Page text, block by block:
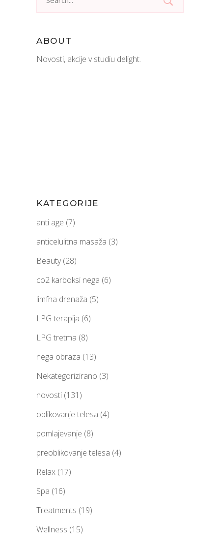
ABOUT
Novosti, akcije v studiu delight.
KATEGORIJE
anti age (7)
anticelulitna masaža (3)
Beauty(28)
co2 karboksi nega (6)
limfna drenaža (5)
LPG terapija (6)
LPG tretma (8)
nega obraza (13)
Nekategorizirano (3)
novosti (131)
oblikovanje telesa (4)
pomlajevanje (8)
preoblikovanje telesa (4)
Relax (17)
Spa (16)
Treatments (19)
Wellness (15)